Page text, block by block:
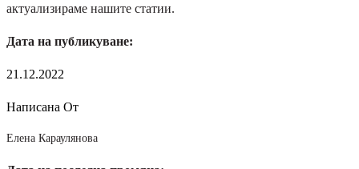
актуализираме нашите статии.
Дата на публикуване:
21.12.2022
Написана От
Елена Караулянова